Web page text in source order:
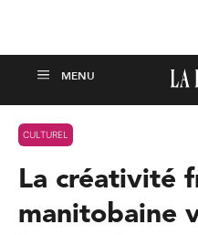
CULTUREL
La créativité
manitobaine